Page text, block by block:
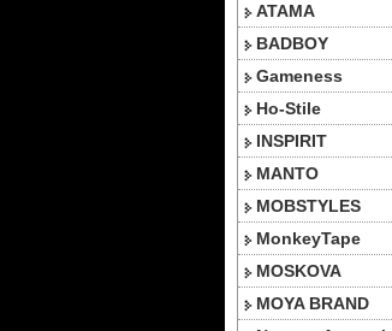
ATAMA
BADBOY
Gameness
Ho-Stile
INSPIRIT
MANTO
MOBSTYLES
MonkeyTape
MOSKOVA
MOYA BRAND